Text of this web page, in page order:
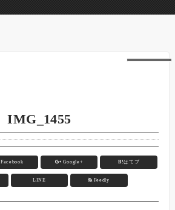
IMG_1455
Facebook Google+ B!はてブ
LINE Feedly